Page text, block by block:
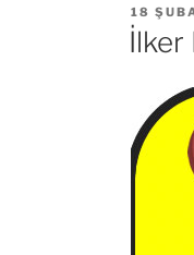
YAYIM
TARIHI
18
İlker